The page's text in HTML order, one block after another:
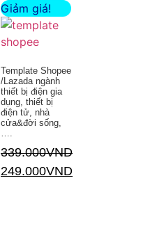
Giảm giá!
Template Shopee
/Lazada ngành
thiết bị điện gia
dụng, thiết bị
điện tử, nhà
cửa&đời sống,
….
339.000VND
249.000VND